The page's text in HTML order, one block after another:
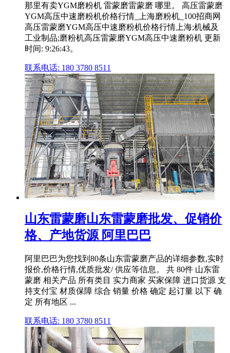
那里有卖YGM磨粉机 雷蒙磨雷蒙磨 哪里。 高压雷蒙磨
YGM高压中速磨粉机价格行情_上海磨粉机_100招商网
高压雷蒙磨YGM高压中速磨粉机价格行情上海;机械及
工业制品;磨粉机高压雷蒙磨YGM高压中速磨粉机 更新
时间: 9:26:43。
联系电话: 180 3780 8511
山东雷蒙磨山东雷蒙磨批发、促销价
格、产地货源 阿里巴巴
阿里巴巴为您找到80条山东雷蒙磨产品的详细参数,实时
报价,价格行情,优质批发/ 供应等信息。 共 80件 山东雷
蒙磨 相关产品 所有类目 实力商家 买家保障 进口货源 支
持支付宝 材质保障 综合 销量 价格 确定 起订量 以下 确
定 所有地区 ...
联系电话: 180 3780 8511